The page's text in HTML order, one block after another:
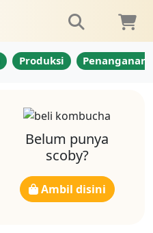
Produksi Penanganan
Belum punya
scoby?
Ambil disini